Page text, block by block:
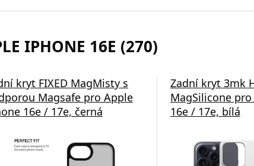
IPHONE 16E (270)
kryt FIXED MagMisty s
Magsafe pro Apple
16e / 17e, černá
Zadní kryt 3mk
MagSilicone
16e / 17e, bílá